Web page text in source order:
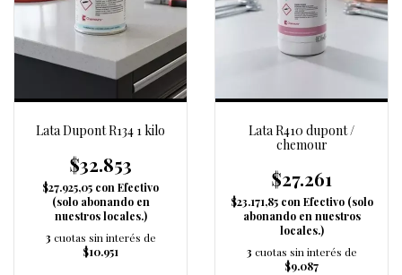
Lata Dupont R134 1 kilo
$32.853
$27.925,05 con Efectivo
(solo abonando en
nuestros locales.)
3 cuotas sin interés de
$10.951
Lata R410 dupont /
chemour
$27.261
$23.171,85 con Efectivo (solo
abonando en nuestros
locales.)
3 cuotas sin interés de
$9.087